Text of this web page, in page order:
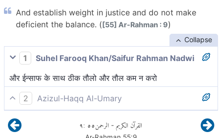
And establish weight in justice and do not make
deficient the balance. ([55] Ar-Rahman : 9)
Collapse
1
Suhel Farooq Khan/Saifur Rahman Nadwi
और ईन्साफ के साथ ठीक तौलो और तौल कम न करो
2
Azizul-Haqq Al-Umary
तथा सीधी रखो तराजू न्याय के साथ और कम न तोलो।
القرآن الكريم - الرحمن٥٥:٩